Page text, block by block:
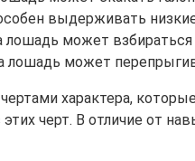
выдерживать
может
может
характера,
черт. В отличие от